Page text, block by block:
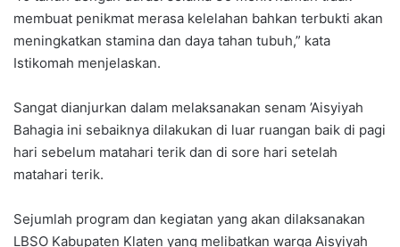
membuat penikmat merasa kelelahan bahkan terbukti akan
meningkatkan stamina dan daya tahan tubuh,” kata
Istikomah menjelaskan.
Sangat dianjurkan dalam melaksanakan senam ’Aisyiyah
Bahagia ini sebaiknya dilakukan di luar ruangan baik di pagi
hari sebelum matahari terik dan di sore hari setelah
matahari terik.
Sejumlah program dan kegiatan yang akan dilaksanakan
LBSO Kabupaten Klaten yang melibatkan warga Aisyiyah